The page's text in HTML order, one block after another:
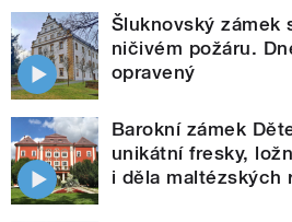
Šluknovský zámek
ničivém požáru.
opravený
Barokní zámek
unikátní fresky,
i děla maltézských